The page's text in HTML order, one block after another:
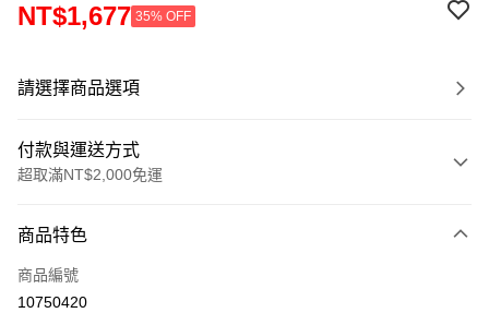
NT$1,677 35% OFF
請選擇商品選項
付款與運送方式
超取滿NT$2,000免運
信用卡一次付款
信用卡分期付款
商品特色
商品編號
10750420